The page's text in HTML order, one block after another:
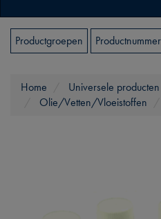
Productgroepen Productnummer
Home Universele producten
Olie/Vetten/Vloeistoffen